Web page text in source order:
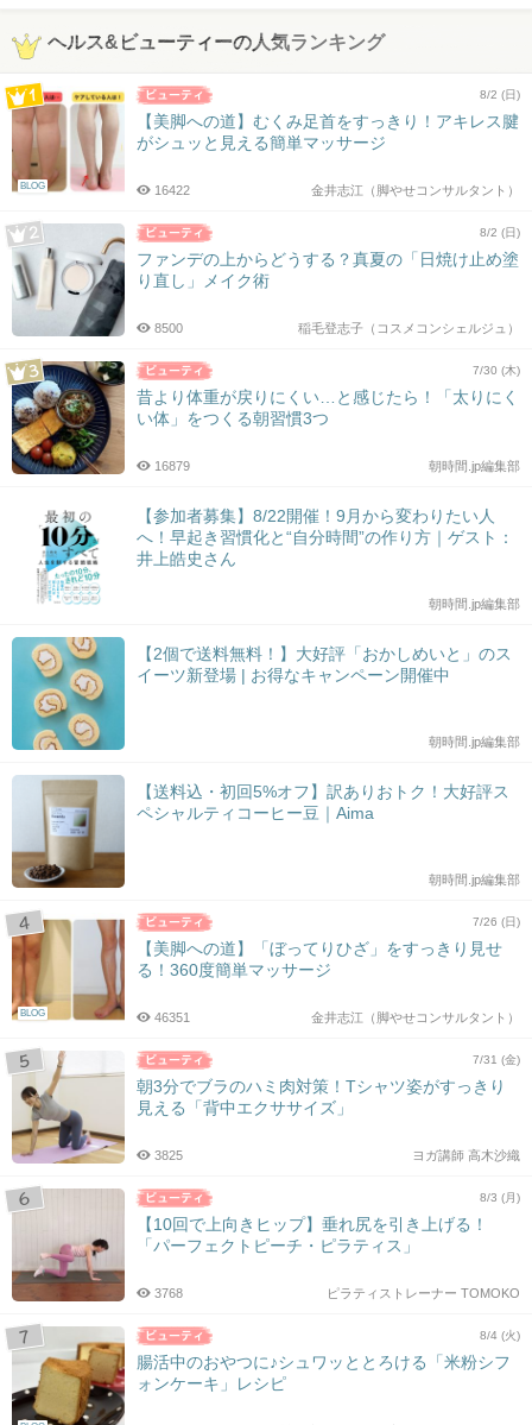
ヘルス&ビューティーの人気ランキング
BLOG
8/2 (日)
【美脚への道】むくみ足首をすっきり！アキレス腱
がシュッと見える簡単マッサージ
金井志江（脚やせコンサルタント）
16422
8/2 (日)
ファンデの上からどうする？真夏の「日焼け止め塗
り直し」メイク術
稲毛登志子（コスメコンシェルジュ）
8500
7/30 (木)
昔より体重が戻りにくい…と感じたら！「太りにく
い体」をつくる朝習慣3つ
朝時間.jp編集部
16879
【参加者募集】8/22開催！9月から変わりたい人
へ！早起き習慣化と“自分時間”の作り方｜ゲスト：
井上皓史さん
朝時間.jp編集部
【2個で送料無料！】大好評「おかしめいと」のス
イーツ新登場 | お得なキャンペーン開催中
朝時間.jp編集部
【送料込・初回5%オフ】訳ありおトク！大好評ス
ペシャルティコーヒー豆｜Aima
朝時間.jp編集部
BLOG
7/26 (日)
【美脚への道】「ぼってりひざ」をすっきり見せ
る！360度簡単マッサージ
金井志江（脚やせコンサルタント）
46351
7/31 (金)
朝3分でブラのハミ肉対策！Tシャツ姿がすっきり
見える「背中エクササイズ」
ヨガ講師 高木沙織
3825
8/3 (月)
【10回で上向きヒップ】垂れ尻を引き上げる！
「パーフェクトピーチ・ピラティス」
ピラティストレーナー TOMOKO
3768
8/4 (火)
腸活中のおやつに♪シュワッととろける「米粉シフ
ォンケーキ」レシピ